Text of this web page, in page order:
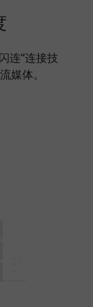
连“连接技
媒体。